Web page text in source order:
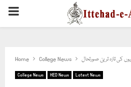
PRIMARY
Home College News کی تازہ ترین صورتحال
College News HED News Latest News